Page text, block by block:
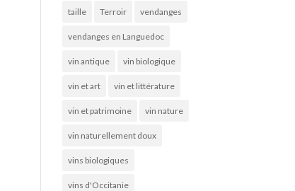
taille Terroir vendanges
vendanges en Languedoc
vin antique vin biologique
vin et art vin et littérature
vin et patrimoine vin nature
vin naturellement doux
vins biologiques
vins d'Occitanie